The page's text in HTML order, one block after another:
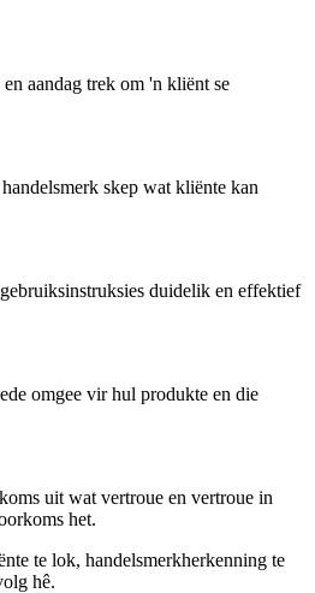
aandag trek om 'n kliënt se
skep wat kliënte kan
duidelik en effektief
omgee vir hul produkte en die
uit wat vertroue en vertroue in
het.
te lok, handelsmerkherkenning te
hê.